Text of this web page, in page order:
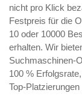
nicht pro Klick
Festpreis für die
10 oder 10000
erhalten. Wir
Suchmaschinen-
100 %
Top-